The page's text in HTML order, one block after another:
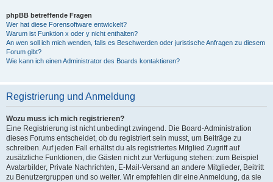
phpBB betreffende Fragen
Wer hat diese Forensoftware entwickelt?
Warum ist Funktion x oder y nicht enthalten?
An wen soll ich mich wenden, falls es Beschwerden oder juristische Anfragen zu diesem
Forum gibt?
Wie kann ich einen Administrator des Boards kontaktieren?
Registrierung und Anmeldung
Wozu muss ich mich registrieren?
Eine Registrierung ist nicht unbedingt zwingend. Die Board-Administration
dieses Forums entscheidet, ob du registriert sein musst, um Beiträge zu
schreiben. Auf jeden Fall erhältst du als registriertes Mitglied Zugriff auf
zusätzliche Funktionen, die Gästen nicht zur Verfügung stehen: zum Beispiel
Avatarbilder, Private Nachrichten, E-Mail-Versand an andere Mitglieder, Beitritt
zu Benutzergruppen und so weiter. Wir empfehlen dir eine Anmeldung, da sie